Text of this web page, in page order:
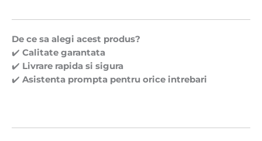
De ce sa alegi acest produs?
✔️ Calitate garantata
✔️ Livrare rapida si sigura
✔️ Asistenta prompta pentru orice intrebari